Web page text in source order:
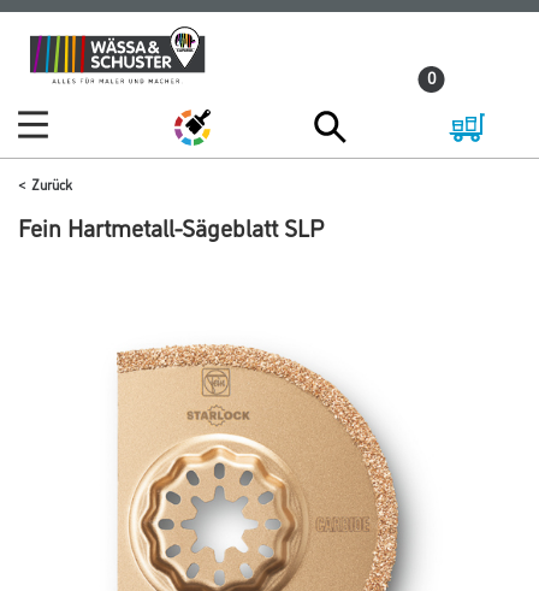
Zum
Inhalt
Zum
Navigationsmenü
0
Zurück
Fein Hartmetall-Sägeblatt SLP